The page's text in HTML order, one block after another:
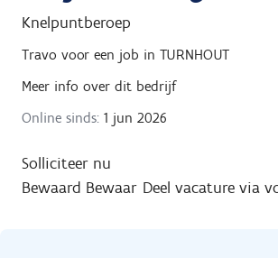
Knelpuntberoep
Travo voor een job in TURNHOUT
Meer info over dit bedrijf
Online sinds: 1 jun 2026
Solliciteer nu
Bewaard Bewaar Deel vacature via